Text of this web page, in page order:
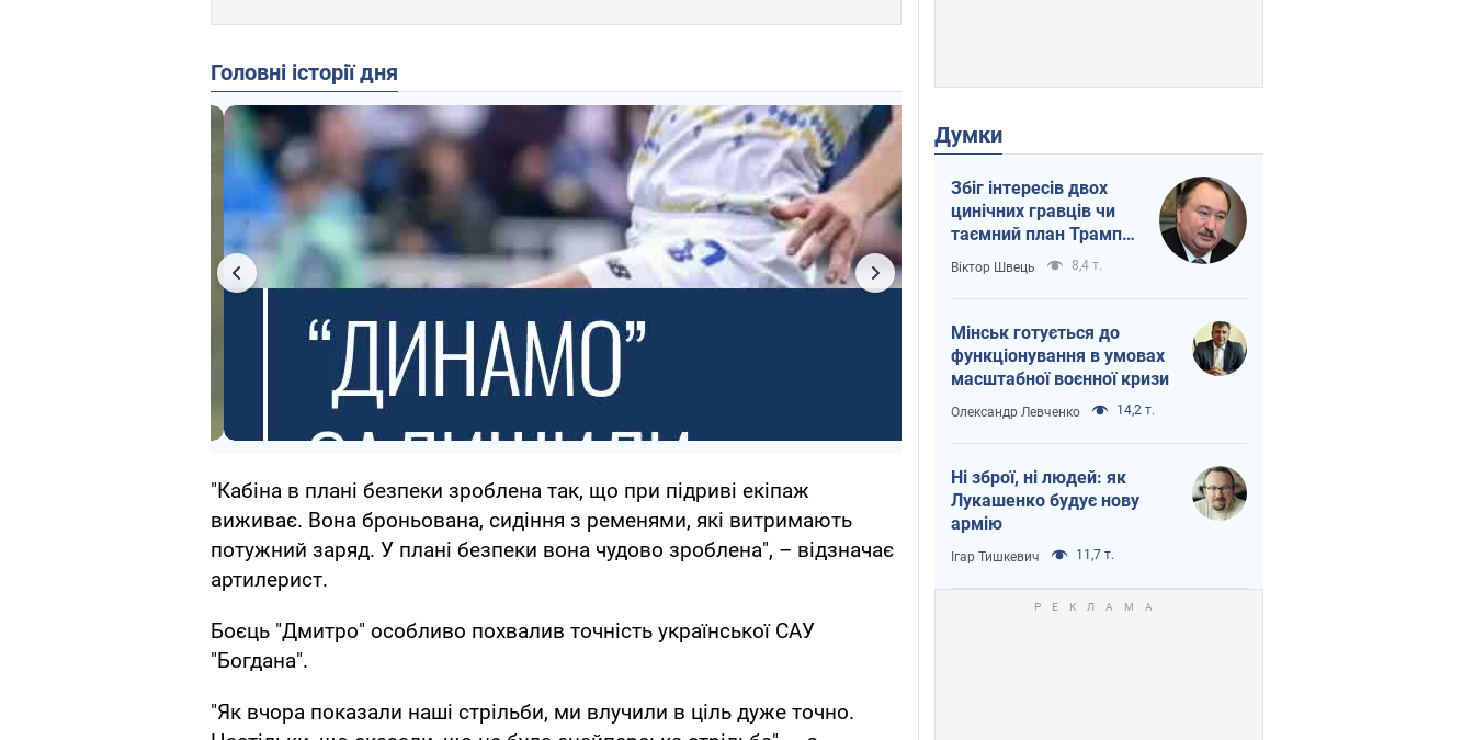
Головні історії дня
"Кабіна в плані безпеки зроблена так, що при підриві екіпаж
виживає. Вона броньована, сидіння з ременями, які витримають
потужний заряд. У плані безпеки вона чудово зроблена", – відзначає
артилерист.
Боєць "Дмитро" особливо похвалив точність української САУ
"Богдана".
"Як вчора показали наші стрільби, ми влучили в ціль дуже точно.
Думки
Збіг інтересів двох
цинічних гравців чи
таємний план Трампа
і Путіна?
Віктор Швець 8,4 т.
Мінськ готується до
функціонування в умовах
масштабної воєнної кризи
Олександр Левченко 14,2 т.
Ні зброї, ні людей: як
Лукашенко будує нову
армію
Ігар Тишкевич 11,7 т.